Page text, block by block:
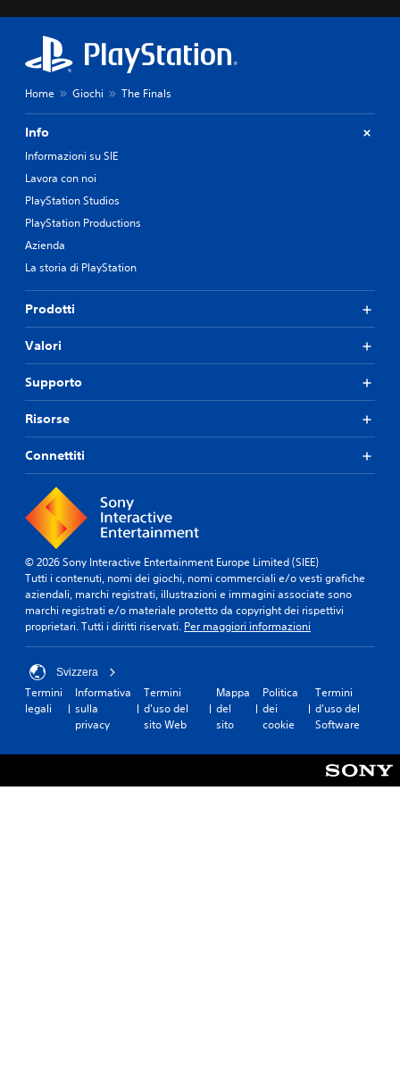
Home Giochi The Finals
Info
Informazioni su SIE
Lavora con noi
PlayStation Studios
PlayStation Productions
Azienda
La storia di PlayStation
Prodotti
Valori
Supporto
Risorse
Connettiti
© 2026 Sony Interactive Entertainment Europe Limited (SIEE)
Tutti i contenuti, nomi dei giochi, nomi commerciali e/o vesti grafiche
aziendali, marchi registrati, illustrazioni e immagini associate sono
marchi registrati e/o materiale protetto da copyright dei rispettivi
proprietari. Tutti i diritti riservati. Per maggiori informazioni
Svizzera
Termini
legali
Informativa
sulla
privacy
Termini
d'uso del
sito Web
Mappa
del
sito
Politica
dei
cookie
Termini
d'uso del
Software